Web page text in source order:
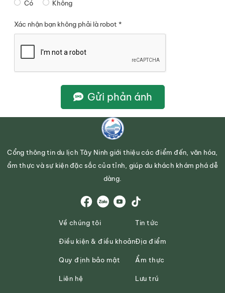
Có
Không
Xác nhận bạn không phải là robot *
Gửi phản ánh
Cổng thông tin du lịch Tây Ninh giới thiệu các điểm đến, văn hóa,
ẩm thực và sự kiện đặc sắc của tỉnh, giúp du khách khám phá dễ
dàng.
Về chúng tôi
Điều kiện & điều khoản
Quy định bảo mật
Liên hệ
Tin tức
Địa điểm
Ẩm thực
Lưu trú